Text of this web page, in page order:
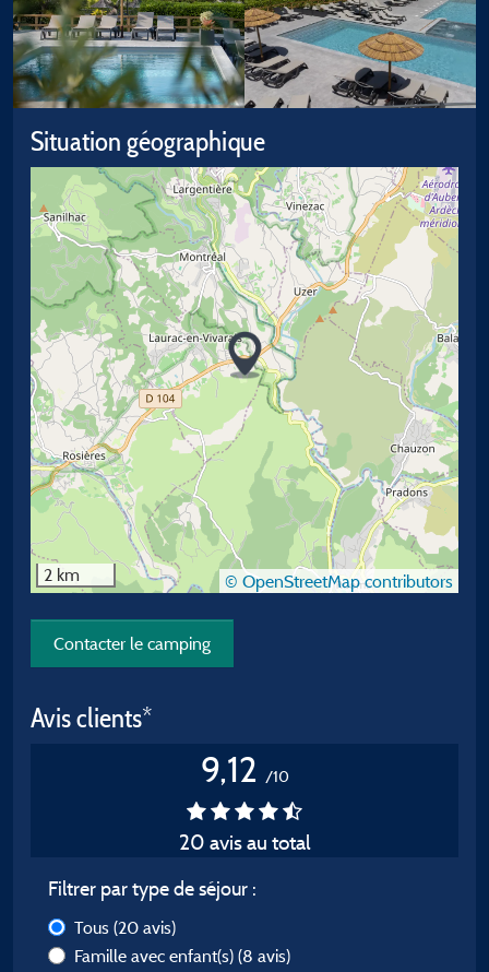
Situation géographique
2 km © OpenStreetMap contributors
Contacter le camping
Avis clients*
9,12 /10
20 avis au total
Filtrer par type de séjour :
Tous (20 avis)
Famille avec enfant(s) (8 avis)